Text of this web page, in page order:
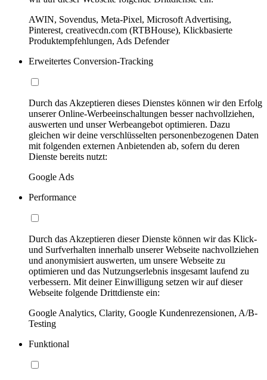
AWIN, Sovendus, Meta-Pixel, Microsoft Advertising,
Pinterest, creativecdn.com (RTBHouse), Klickbasierte
Produktempfehlungen, Ads Defender
Erweitertes Conversion-Tracking
Durch das Akzeptieren dieses Dienstes können wir den Erfolg
unserer Online-Werbeeinschaltungen besser nachvollziehen,
auswerten und unser Werbeangebot optimieren. Dazu
gleichen wir deine verschlüsselten personenbezogenen Daten
mit folgenden externen Anbietenden ab, sofern du deren
Dienste bereits nutzt:
Google Ads
Performance
Durch das Akzeptieren dieser Dienste können wir das Klick-
und Surfverhalten innerhalb unserer Webseite nachvollziehen
und anonymisiert auswerten, um unsere Webseite zu
optimieren und das Nutzungserlebnis insgesamt laufend zu
verbessern. Mit deiner Einwilligung setzen wir auf dieser
Webseite folgende Drittdienste ein:
Google Analytics, Clarity, Google Kundenrezensionen, A/B-
Testing
Funktional